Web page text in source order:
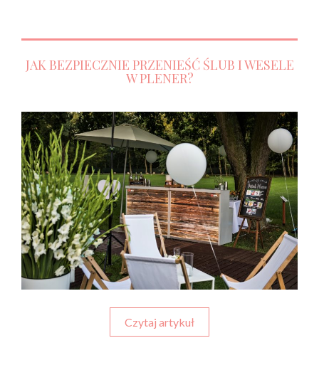
JAK BEZPIECZNIE PRZENIEŚĆ ŚLUB I WESELE
W PLENER?